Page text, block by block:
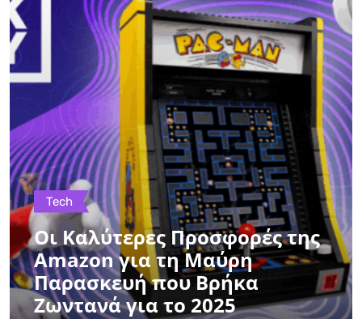
Tech
Οι Καλύτερες Προσφορές της
Amazon για τη Μαύρη
Παρασκευή που Βρήκα
Ζωντανά για το 2025